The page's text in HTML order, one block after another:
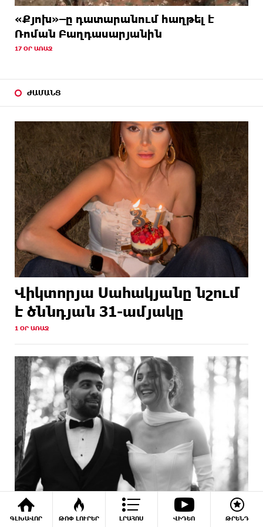
ԳԼԽԱՎՈՐ ԹՈՓ ԼՈՒՐԵՐ ԼՐԱՀՈՍ ՎԻԴԵՈ ԹՐԵՆԴ
«Քյոխ»–ը դատարանում հաղթել է
Ռոման Բաղդասարյանին
17 ՕՐ ԱՌԱՋ
ԺԱՄԱՆՑ
Վիկտորյա Սահակյանը նշում
է ծննդյան 31-ամյակը
1 ՕՐ ԱՌԱՋ